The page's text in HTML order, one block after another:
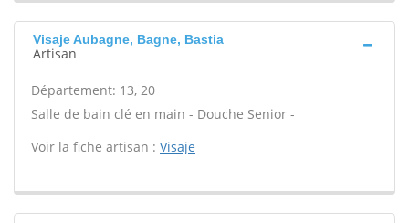
Visaje Aubagne, Bagne, Bastia
Artisan
Département: 13, 20
Salle de bain clé en main - Douche Senior -
Voir la fiche artisan : Visaje